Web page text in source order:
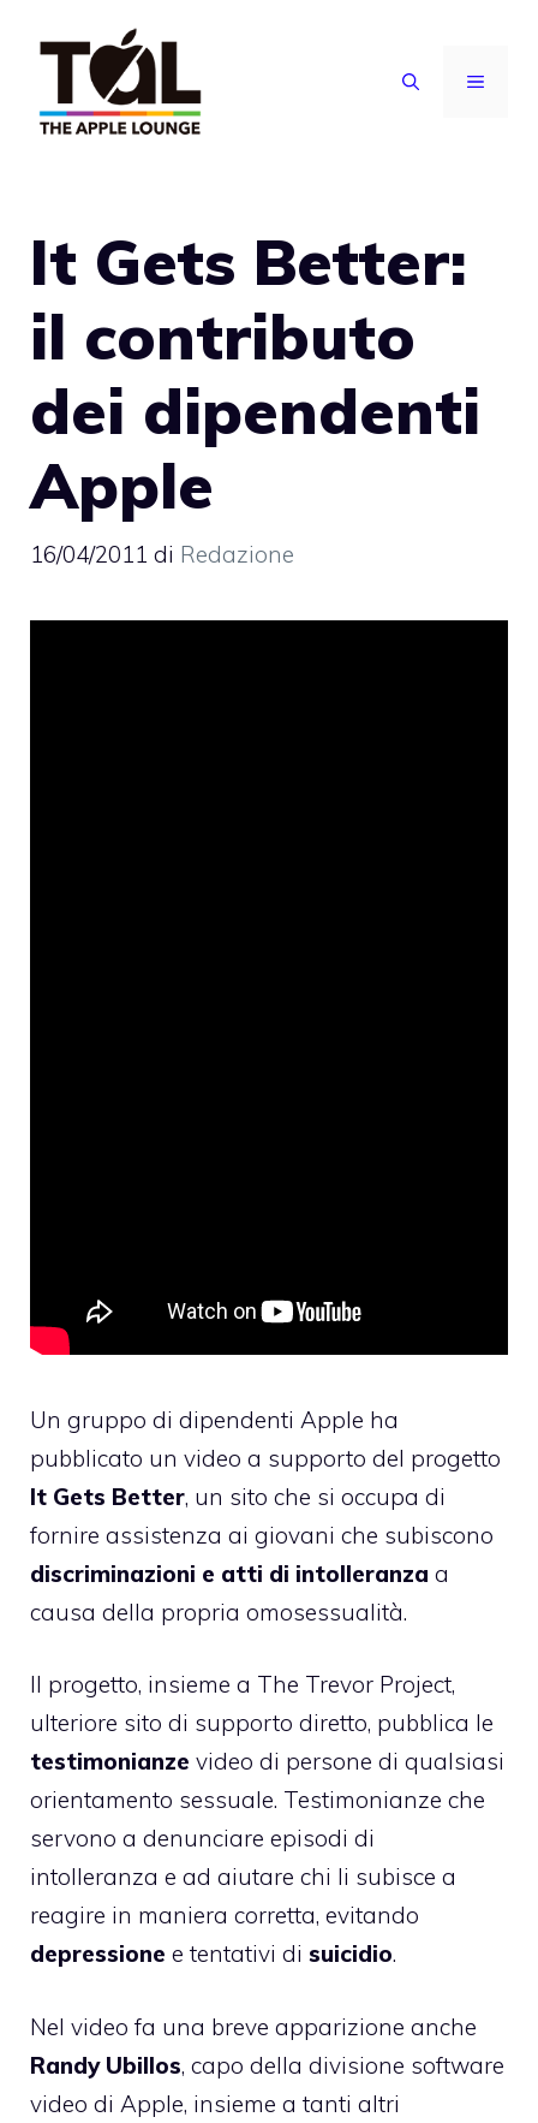
contenuto
MENU
It Gets Better:
il contributo
dei dipendenti
Apple
16/04/2011 di Redazione
Un gruppo di dipendenti Apple ha
pubblicato un video a supporto del progetto
It Gets Better, un sito che si occupa di
fornire assistenza ai giovani che subiscono
discriminazioni e atti di intolleranza a
causa della propria omosessualità.
Il progetto, insieme a The Trevor Project,
ulteriore sito di supporto diretto, pubblica le
testimonianze video di persone di qualsiasi
orientamento sessuale. Testimonianze che
servono a denunciare episodi di
intolleranza e ad aiutare chi li subisce a
reagire in maniera corretta, evitando
depressione e tentativi di suicidio.
Nel video fa una breve apparizione anche
Randy Ubillos, capo della divisione software
video di Apple, insieme a tanti altri